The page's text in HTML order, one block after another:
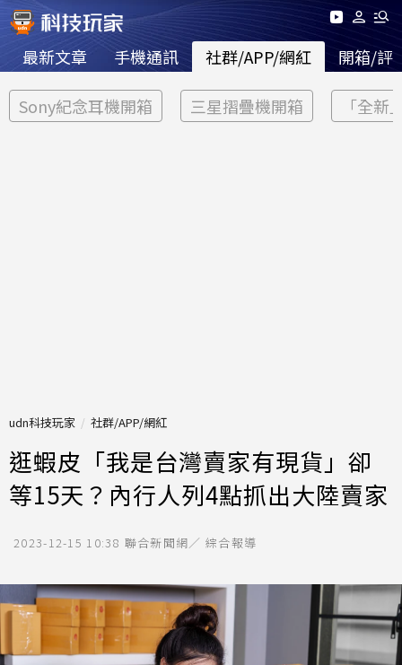
最新文章 手機通訊 社群/APP/網紅 開箱/評
Sony紀念耳機開箱 三星摺疊機開箱 「全新
udn科技玩家 社群/APP/網紅
逛蝦皮「我是台灣賣家有現貨」卻
等15天？內行人列4點抓出大陸賣家
2023-12-15 10:38 聯合新聞網／ 綜合報導